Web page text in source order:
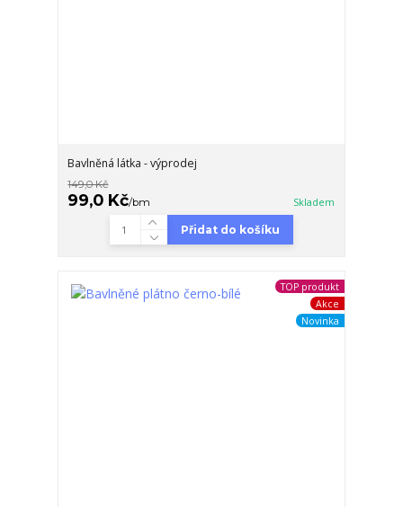
Bavlněná látka - výprodej
149,0 Kč
99,0 Kč/bm Skladem
Přidat do košíku
TOP produkt
Akce
Novinka